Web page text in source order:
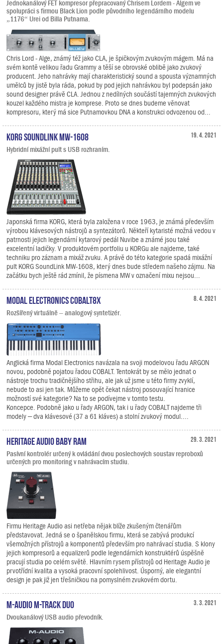
Jednokanálový FET kompresor přepracovaný Chrisem Lordem - Algem ve
spolupráci s firmou Black Lion podle původního legendárního modelu
„1176“ Urei od Billa Putnama.
Chris Lord - Alge, známý též jako CLA, je špičkovým zvukovým mágem. Má na
svém kontě velikou řadu Grammy a těší se obrovské oblibě jako zvukový
producent. Jeho nahrávky mají charakteristický sound a spousta významných
umělců by jistě byla ráda, pokud by pod jejich nahrávkou byl podepsán jako
sound designer právě CLA. Jednou z nedílných součástí tajemných zvukových
kouzel každého mistra je komprese. Proto se dnes budeme věnovat
kompresoru, který má sice Putnamovkou DNA a konstrukci odvozenou od...
19. 4. 2021
KORG SoundLink MW-1608
Hybridní mixážní pult s USB rozhraním.
Japonská firma KORG, která byla založena v roce 1963, je známá především
výrobou klávesových nástrojů a syntezátorů. Někteří kytaristé možná vedou v
patrnosti jejich legendární kytarový pedál Nuvibe a známé jsou také
excelentní ladičky. V produktovém portfoliu u KORGu ale najdeme, také
techniku pro záznam a mixáž zvuku. A právě do této kategorie spadá mixážní
pult KORG SoundLink MW-1608, který dnes bude středem našeho zájmu. Na
začátku bych ještě rád zmínil, že písmena MW v označení mixu nejsou...
8. 4. 2021
Modal Electronics COBALT8X
Rozšířený virtuálně – analogový syntetizér.
Anglická firma Modal Electronics navázala na svoji modelovou řadu ARGON
novou, podobně pojatou řadou COBALT. Tentokrát by se mělo jednat o
nástroje trochu tradičnějšího střihu, ale jak už jsme u této firmy zvyklí,
nebude to asi jen tak. Můžeme opět čekat nástroj posouvající hranice
možností své kategorie? Na to se podívejme v tomto testu.
Koncepce. Podobně jako u řady ARGON, tak i u řady COBALT najdeme tři
modely – dva klávesové (37 a 61 kláves) a stolní zvukový modul....
29. 3. 2021
Heritage Audio Baby RAM
Pasívní kontrolér určený k ovládání dvou poslechových soustav reproboxů
určených pro monitoring v nahrávacím studiu.
Firmu Heritage Audio asi netřeba nějak blíže zkušeným čtenářům
představovat. Jedná se o španělskou firmu, která se zabývá produkcí
všemožných přístrojů a komponentů především pro nahrávací studia. S klony
jejich kompresorů a equalizerů podle legendárních konstruktérů úspěšně
pracují studia po celém světě. Hlavním rysem přístrojů od Heritage Audio je
prvotřídní kvalita a vysoká pracovní spolehlivost. Úsporný, ale elegantní
design je pak již jen třešničkou na pomyslném zvukovém dortu.
3. 3. 2021
M-Audio M-Track Duo
Dvoukanálový USB audio převodník.